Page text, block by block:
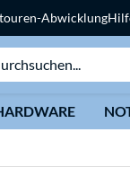
Abwicklung